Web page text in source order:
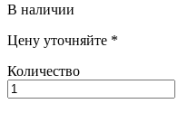
В наличии
Цену уточняйте *
Количество